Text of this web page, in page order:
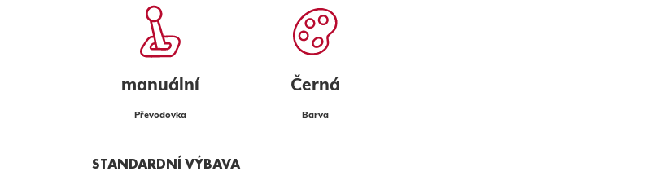
manuální
Převodovka
Černá
Barva
STANDARDNÍ VÝBAVA